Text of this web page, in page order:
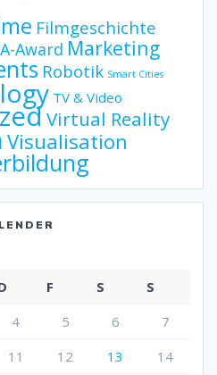
Filmgeschichte
Award Marketing
Robotik Smart Cities
TV & Video
Virtual Reality
Visualisation
F S
S
4 5 6
7
11 12 13
14